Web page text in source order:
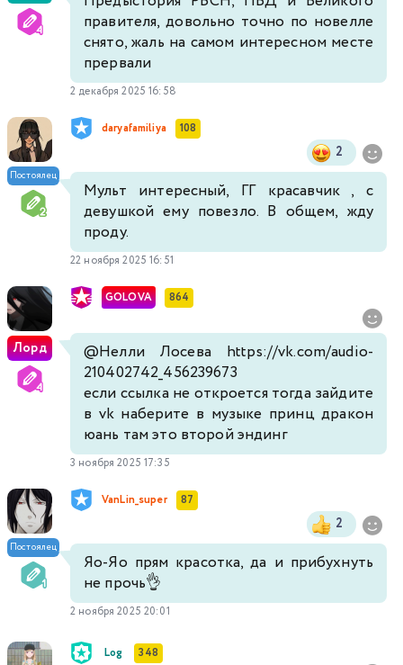
правителя, довольно точно по новелле
снято, жаль на самом интересном месте
прервали
2 декабря 2025 16:58
Постоялец
daryafamiliya 108
2
Мульт интересный, ГГ красавчик , с
девушкой ему повезло. В общем, жду
проду.
22 ноября 2025 16:51
Лорд
GOLOVA 864
@Нелли Лосеваhttps://vk.com/audio-
210402742_456239673
если ссылка не откроется тогда зайдите
в vk наберите в музыке принц дракон
юань там это второй эндинг
3 ноября 2025 17:35
Постоялец
VanLin_super 87
2
Яо-Яо прям красотка, да и прибухнуть
не прочь👌
2 ноября 2025 20:01
Log 348